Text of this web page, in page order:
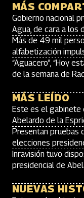
MÁS
Gobierno nacional
Agua, de cara a los
Más de 49 mil
alfabetización
“Aguacero”, “Hoy
de la semana de
MÁS LEÍDO
Este es el gabinete
Abelardo de la
Presentan pruebas
elecciones
Inravisión tuvo
presidencial de
NUEVAS